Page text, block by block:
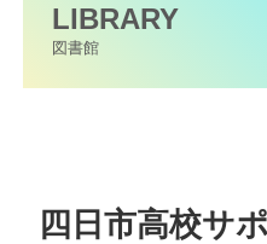
LIBRARY
図書館
四日市高校サ